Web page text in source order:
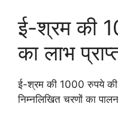
ई-श्रम की
का लाभ
ई-श्रम की 1000 रुपये की
निम्नलिखित चरणों का